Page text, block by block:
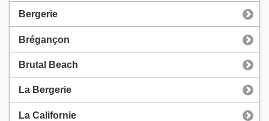
Bergerie
Brégançon
Brutal Beach
La Bergerie
La Californie